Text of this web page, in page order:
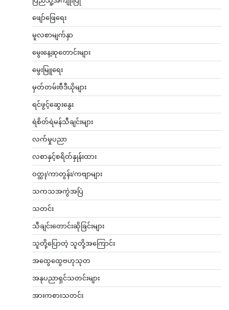
ဖျော်ဖြေရေး
မူလစာမျက်နှာ
မွေးနေ့ဆုတောင်းများ
မွေးမြူရေး
မှတ်တမ်းဗီဒီယိုများ
ရင်ဖွင့်ဆွေးနွေး
ရဲစိတ်ရဲမန်သီချင်းများ
လက်မှုပညာ
လစာနှင့်စရိတ်နှုန်းထား
ဝတ္ထု/ကာတွန်း/ကဗျာများ
သကသအကွဲအပြဲ
သတင်း
သီချင်းတောင်းဆိုခြင်းများ
သူတို့ပြောတဲ့ သူတို့အကြောင်း
အထွေထွေဗဟုသုတ
အနုပညာရှင်သတင်းများ
အားကစားသတင်း